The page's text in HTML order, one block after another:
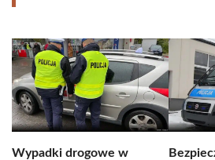
Wypadki drogowe w